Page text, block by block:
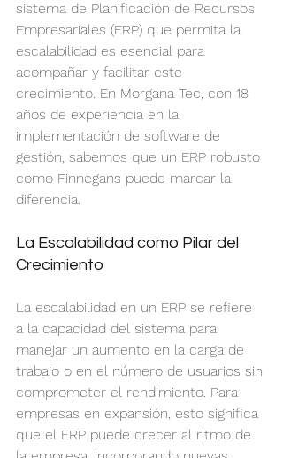
sistema de Planificación de Recursos
Empresariales (ERP) que permita la
escalabilidad es esencial para
acompañar y facilitar este
crecimiento. En Morgana Tec, con 18
años de experiencia en la
implementación de software de
gestión, sabemos que un ERP robusto
como Finnegans puede marcar la
diferencia.
La Escalabilidad como Pilar del
Crecimiento
La escalabilidad en un ERP se refiere
a la capacidad del sistema para
manejar un aumento en la carga de
trabajo o en el número de usuarios sin
comprometer el rendimiento. Para
empresas en expansión, esto significa
que el ERP puede crecer al ritmo de